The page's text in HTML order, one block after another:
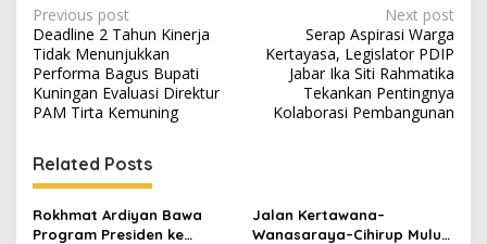
Post
navigation
Previous post
Deadline 2 Tahun Kinerja
Tidak Menunjukkan
Performa Bagus Bupati
Kuningan Evaluasi Direktur
PAM Tirta Kemuning
Next post
Serap Aspirasi Warga
Kertayasa, Legislator PDIP
Jabar Ika Siti Rahmatika
Tekankan Pentingnya
Kolaborasi Pembangunan
Related Posts
Rokhmat Ardiyan Bawa
Program Presiden ke
Jalan Kertawana–
Wanasaraya–Cihirup Mulus,